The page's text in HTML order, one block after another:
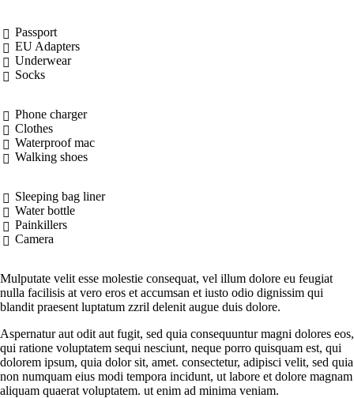
Passport
EU Adapters
Underwear
Socks
Phone charger
Clothes
Waterproof mac
Walking shoes
Sleeping bag liner
Water bottle
Painkillers
Camera
Мulputate velit esse molestie consequat, vel illum dolore eu feugiat
nulla facilisis at vero eros et accumsan et iusto odio dignissim qui
blandit praesent luptatum zzril delenit augue duis dolore.
Aspernatur aut odit aut fugit, sed quia consequuntur magni dolores eos,
qui ratione voluptatem sequi nesciunt, neque porro quisquam est, qui
dolorem ipsum, quia dolor sit, amet. consectetur, adipisci velit, sed quia
non numquam eius modi tempora incidunt, ut labore et dolore magnam
aliquam quaerat voluptatem. ut enim ad minima veniam.